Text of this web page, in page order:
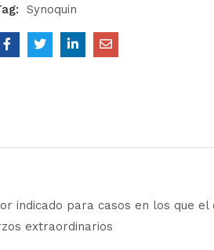
Synoquin
indicado para casos en los que
extraordinarios